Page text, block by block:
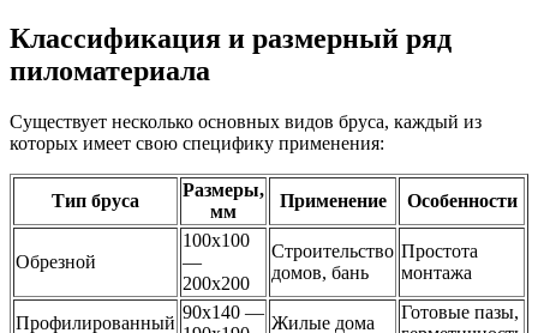
Классификация и размерный ряд
пиломатериала
Существует несколько основных видов бруса, каждый из
которых имеет свою специфику применения:
Тип бруса
Размеры,
мм
Применение Особенности
Обрезной
100х100
—
200х200
Строительство
домов, бань
Простота
монтажа
Профилированный
90х140 —
Жилые дома
Готовые пазы,